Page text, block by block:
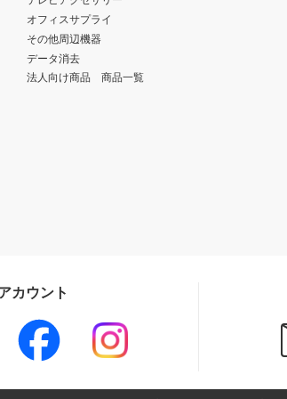
オフィスサプライ
その他周辺機器
データ消去
法人向け商品 商品一覧
カウント